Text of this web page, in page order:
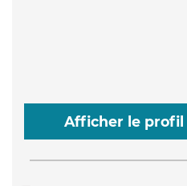
Afficher le profil